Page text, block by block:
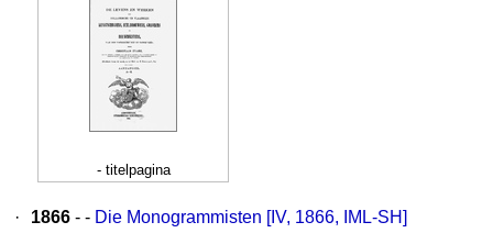
- titelpagina
· 1866 - - Die Monogrammisten [IV, 1866, IML-SH]